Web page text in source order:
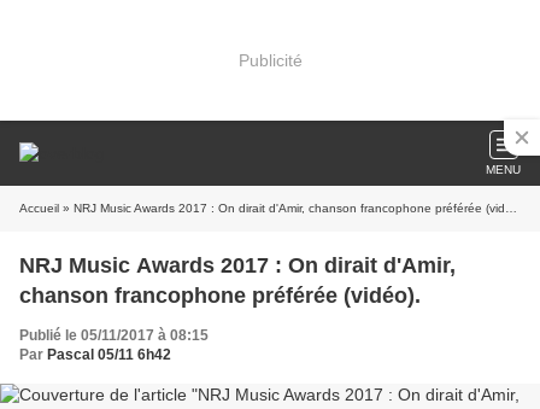
Publicité
MENU
Accueil » NRJ Music Awards 2017 : On dirait d'Amir, chanson francophone préférée (vidéo).
NRJ Music Awards 2017 : On dirait d'Amir,
chanson francophone préférée (vidéo).
Publié le 05/11/2017 à 08:15
Par Pascal 05/11 6h42